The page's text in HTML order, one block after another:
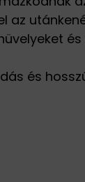
az
és